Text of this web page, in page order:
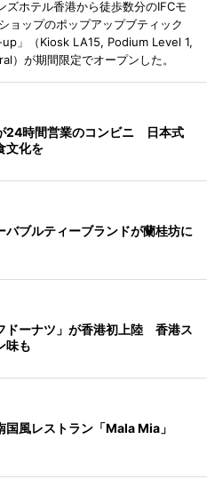
ホテル香港から徒歩数分のIFCモ
ョップのポップアップブティック
」（Kiosk LA15, Podium Level 1,
が期間限定でオープンした。
24時間営業のコンビニ 日本式
文化を
バブルティーブランドが蘭桂坊に
ドーナツ」が香港初上陸 香港ス
味も
国風レストラン「Mala Mia」